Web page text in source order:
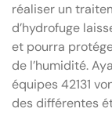
réaliser un
d’hydrofuge
et pourra
de l’humidité.
équipes 42131
des différentes